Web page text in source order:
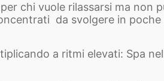
chi vuole rilassarsi ma non
da svolgere in
a ritmi elevati: Spa